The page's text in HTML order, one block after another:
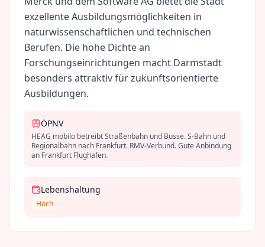
exzellente Ausbildungsmöglichkeiten in
naturwissenschaftlichen und technischen
Berufen. Die hohe Dichte an
Forschungseinrichtungen macht Darmstadt
besonders attraktiv für zukunftsorientierte
Ausbildungen.
ÖPNV
HEAG mobilo betreibt Straßenbahn und Busse. S-Bahn und
Regionalbahn nach Frankfurt. RMV-Verbund. Gute Anbindung
an Frankfurt Flughafen.
Lebenshaltung
Hoch